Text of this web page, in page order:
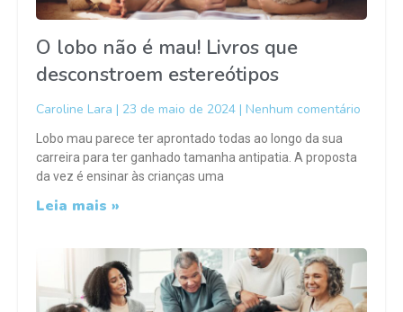
O lobo não é mau! Livros que
desconstroem estereótipos
Caroline Lara 23 de maio de 2024 Nenhum comentário
Lobo mau parece ter aprontado todas ao longo da sua
carreira para ter ganhado tamanha antipatia. A proposta
da vez é ensinar às crianças uma
Leia mais »